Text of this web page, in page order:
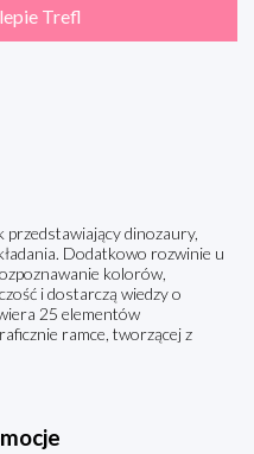
Trefl
dinozaury,
Dodatkowo rozwinie u
kolorów,
i dostarczą wiedzy o
25 elementów
ramce, tworzącej z